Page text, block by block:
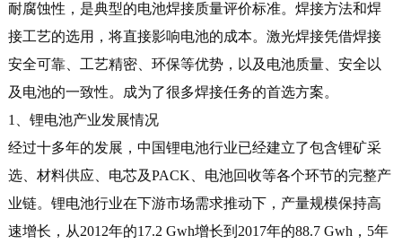
耐腐蚀性，是典型的电池焊接质量评价标准。焊接方法和焊
接工艺的选用，将直接影响电池的成本。激光焊接凭借焊接
安全可靠、工艺精密、环保等优势，以及电池质量、安全以
及电池的一致性。成为了很多焊接任务的首选方案。
1、锂电池产业发展情况
经过十多年的发展，中国锂电池行业已经建立了包含锂矿采
选、材料供应、电芯及PACK、电池回收等各个环节的完整产
业链。锂电池行业在下游市场需求推动下，产量规模保持高
速增长，从2012年的17.2 Gwh增长到2017年的88.7 Gwh，5年